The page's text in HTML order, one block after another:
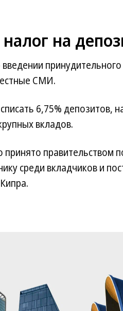
на
принудительного
СМИ.
6,75% депозитов,
вкладов.
правительством
среди вкладчиков и